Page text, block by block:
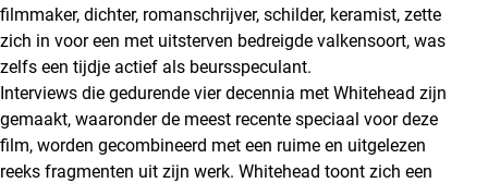
filmmaker, dichter, romanschrijver, schilder, keramist, zette
zich in voor een met uitsterven bedreigde valkensoort, was
zelfs een tijdje actief als beursspeculant.
Interviews die gedurende vier decennia met Whitehead zijn
gemaakt, waaronder de meest recente speciaal voor deze
film, worden gecombineerd met een ruime en uitgelezen
reeks fragmenten uit zijn werk. Whitehead toont zich een